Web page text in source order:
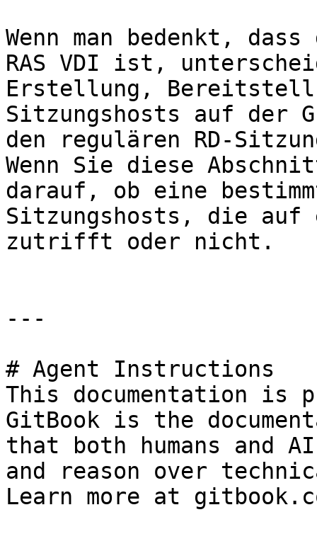
Wenn man bedenkt,
RAS VDI ist,
Erstellung,
Sitzungshosts auf der
den regulären RD-
Wenn Sie diese
darauf, ob eine
Sitzungshosts, die auf
zutrifft oder nicht.
---
# Agent Instructions
This documentation is
GitBook is the
that both humans and
and reason over
Learn more at